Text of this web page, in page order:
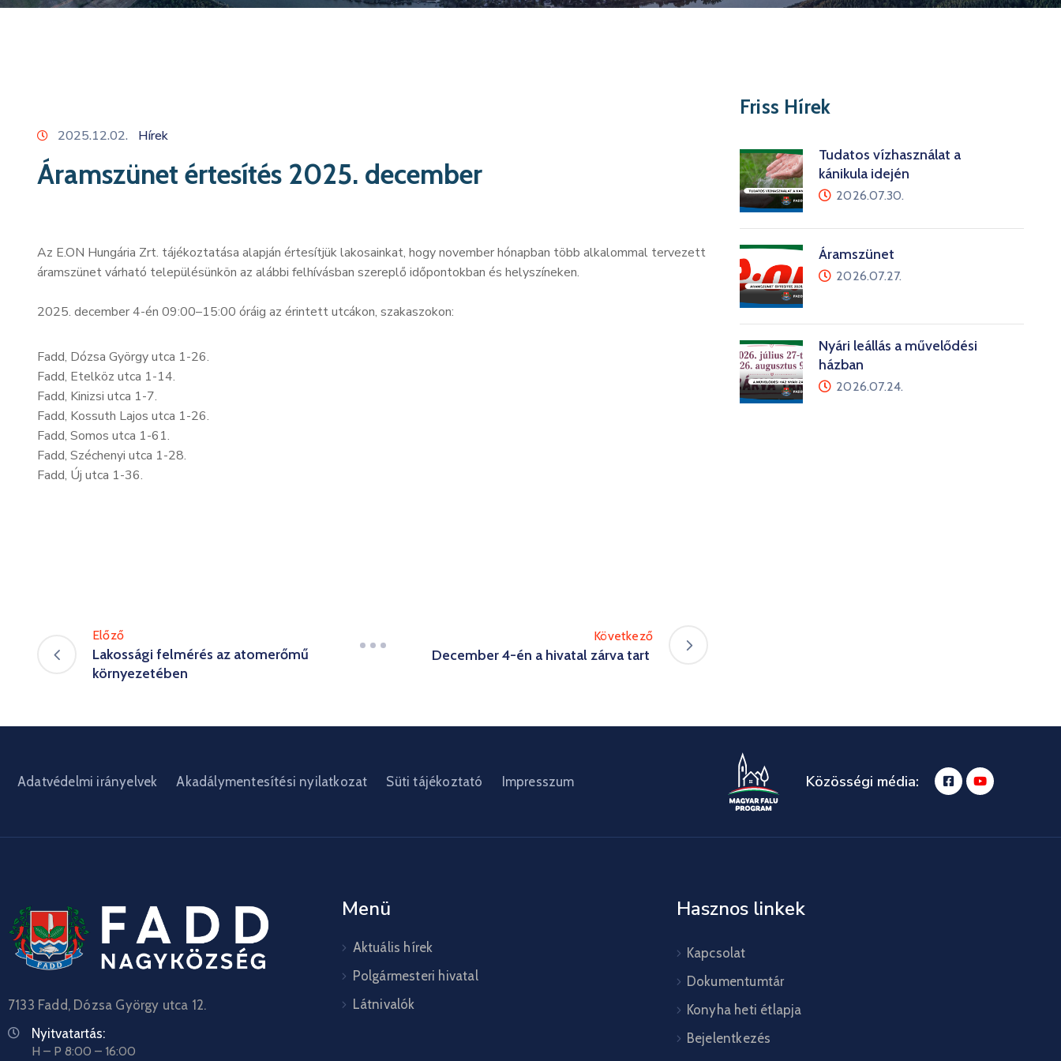
2025.12.02. Hírek
Áramszünet értesítés 2025. december
Az E.ON Hungária Zrt. tájékoztatása alapján értesítjük lakosainkat, hogy november hónapban több alkalommal tervezett
áramszünet várható településünkön az alábbi felhívásban szereplő időpontokban és helyszíneken.
2025. december 4-én 09:00–15:00 óráig az érintett utcákon, szakaszokon:
Fadd, Dózsa György utca 1-26.
Fadd, Etelköz utca 1-14.
Fadd, Kinizsi utca 1-7.
Fadd, Kossuth Lajos utca 1-26.
Fadd, Somos utca 1-61.
Fadd, Széchenyi utca 1-28.
Fadd, Új utca 1-36.
Előző
Lakossági felmérés az atomerőmű
környezetében
Következő
December 4-én a hivatal zárva tart
Friss Hírek
Tudatos vízhasználat a
kánikula idején
2026.07.30.
Áramszünet
2026.07.27.
Nyári leállás a művelődési
házban
2026.07.24.
Adatvédelmi irányelvek Akadálymentesítési nyilatkozat Süti tájékoztató Impresszum Közösségi média:
7133 Fadd, Dózsa György utca 12.
Nyitvatartás:
H – P 8:00 – 16:00
Menü
Aktuális hírek
Polgármesteri hivatal
Látnivalók
Hasznos linkek
Kapcsolat
Dokumentumtár
Konyha heti étlapja
Bejelentkezés